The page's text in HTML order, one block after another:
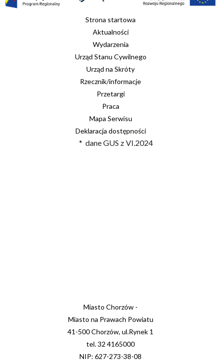
Strona startowa
Aktualności
Wydarzenia
Urząd Stanu Cywilnego
Urząd na Skróty
Rzecznik/informacje
Przetargi
Praca
Mapa Serwisu
Deklaracja dostępności
* dane GUS z VI.2024
Miasto Chorzów -
Miasto na Prawach Powiatu
41-500 Chorzów, ul.Rynek 1
tel. 32 4165000
NIP: 627-273-38-08